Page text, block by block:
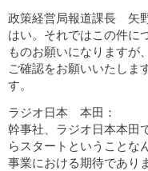
政策経営局報道課長 矢
はい。それではこの件に
ものお願いになりますが
ご確認をお願いいたしま
す。
ラジオ日本 本田：
幹事社、ラジオ日本本田
らスタートということな
事業における期待であり